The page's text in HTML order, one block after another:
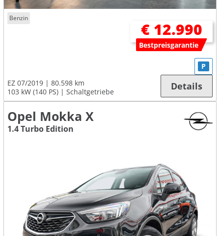
Benzin
€ 12.990
Bestpreisgarantie
EZ 07/2019
80.598 km
103 kW (140 PS)
Schaltgetriebe
P
Details
Opel Mokka X
1.4 Turbo Edition